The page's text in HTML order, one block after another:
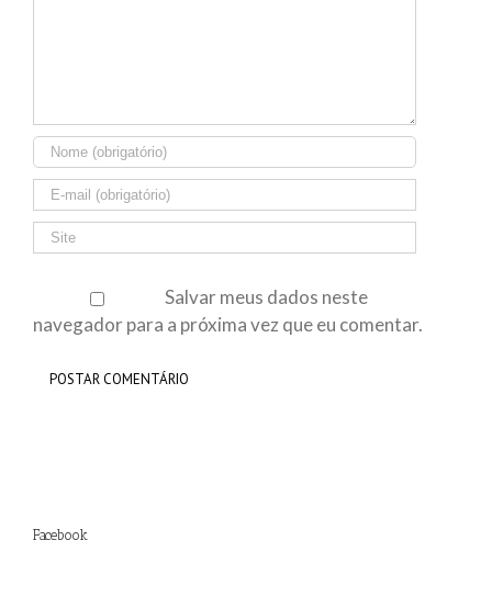
Salvar meus dados neste
navegador para a próxima vez que eu comentar.
Facebook